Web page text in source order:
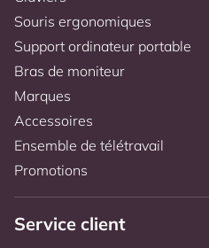
Souris ergonomiques
Support ordinateur portable
Bras de moniteur
Marques
Accessoires
Ensemble de télétravail
Promotions
Service client